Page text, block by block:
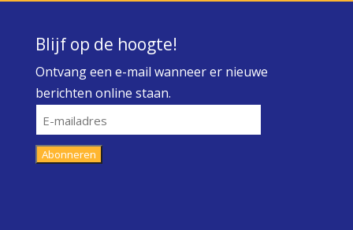
Blijf op de hoogte!
Ontvang een e-mail wanneer er nieuwe
berichten online staan.
E-
mailadres
Abonneren